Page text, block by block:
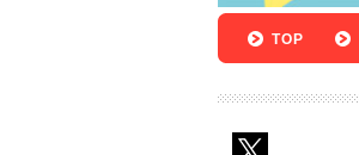
TOP